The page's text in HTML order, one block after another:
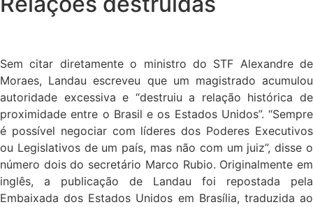
Sem citar diretamente o ministro do STF Alexandre de
Moraes, Landau escreveu que um magistrado acumulou
autoridade excessiva e “destruiu a relação histórica de
proximidade entre o Brasil e os Estados Unidos”. “Sempre
é possível negociar com líderes dos Poderes Executivos
ou Legislativos de um país, mas não com um juiz”, disse o
número dois do secretário Marco Rubio. Originalmente em
inglês, a publicação de Landau foi repostada pela
Embaixada dos Estados Unidos em Brasília, traduzida ao